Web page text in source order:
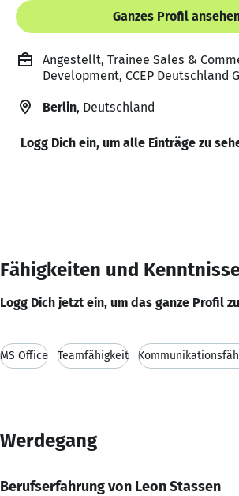
Ganzes Profil
Angestellt, Trainee Sales &
Development, CCEP Deutschland
Berlin, Deutschland
Logg Dich ein, um alle Einträge zu
Fähigkeiten und
Logg Dich jetzt ein, um das ganze Profil
MS Office Teamfähigkeit
Werdegang
Berufserfahrung von Leon Stassen